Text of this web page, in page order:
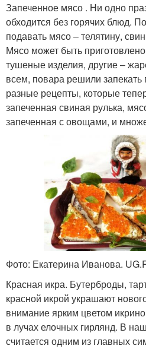
Запеченное мясо . Ни одно
обходится без горячих блюд.
подавать мясо – телятину,
Мясо может быть
тушеные изделия, другие –
всем, повара решили
разные рецепты, которые
запеченная свиная рулька,
запеченная с овощами, и
Фото: Екатерина Иванова.
Красная икра. Бутерброды,
красной икрой украшают
внимание ярким цветом
в лучах елочных гирлянд. В
считается одним из главных